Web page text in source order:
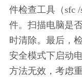
件检查工具（sfc
件。扫描电脑是
时清除。最后，
安全模式下启动
方法无效，考虑重